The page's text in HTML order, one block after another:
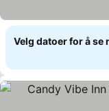
Velg datoer for å se